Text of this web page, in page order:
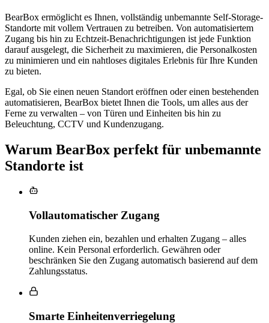
BearBox ermöglicht es Ihnen, vollständig unbemannte Self-Storage-
Standorte mit vollem Vertrauen zu betreiben. Von automatisiertem
Zugang bis hin zu Echtzeit-Benachrichtigungen ist jede Funktion
darauf ausgelegt, die Sicherheit zu maximieren, die Personalkosten
zu minimieren und ein nahtloses digitales Erlebnis für Ihre Kunden
zu bieten.
Egal, ob Sie einen neuen Standort eröffnen oder einen bestehenden
automatisieren, BearBox bietet Ihnen die Tools, um alles aus der
Ferne zu verwalten – von Türen und Einheiten bis hin zu
Beleuchtung, CCTV und Kundenzugang.
Warum BearBox perfekt für unbemannte
Standorte ist
Vollautomatischer Zugang
Kunden ziehen ein, bezahlen und erhalten Zugang – alles
online. Kein Personal erforderlich. Gewähren oder
beschränken Sie den Zugang automatisch basierend auf dem
Zahlungsstatus.
Smarte Einheitenverriegelung